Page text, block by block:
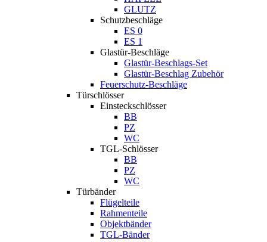
GLUTZ
Schutzbeschläge
ES 0
ES 1
Glastür-Beschläge
Glastür-Beschlags-Set
Glastür-Beschlag Zubehör
Feuerschutz-Beschläge
Türschlösser
Einsteckschlösser
BB
PZ
WC
TGL-Schlösser
BB
PZ
WC
Türbänder
Flügelteile
Rahmenteile
Objektbänder
TGL-Bänder